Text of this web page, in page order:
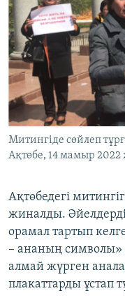
Митингіде сөйлеп
Ақтөбе, 14 мамыр 2022
Ақтөбедегі
жиналды.
орамал тартып
– ананың символы»
алмай жүрген
плакаттарды ұстап